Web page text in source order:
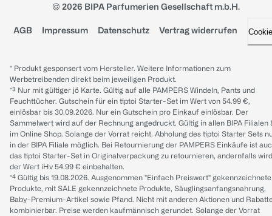
© 2026 BIPA Parfumerien Gesellschaft m.b.H.
AGB Impressum Datenschutz Vertrag widerrufen
* Produkt gesponsert vom Hersteller. Weitere Informationen zum
Werbetreibenden direkt beim jeweiligen Produkt.
*³ Nur mit gültiger jö Karte. Gültig auf alle PAMPERS Windeln, Pants und
Feuchttücher. Gutschein für ein tiptoi Starter-Set im Wert von 54.99 €,
einlösbar bis 30.09.2026. Nur ein Gutschein pro Einkauf einlösbar. Der
Sammelwert wird auf der Rechnung angedruckt. Gültig in allen BIPA Filialen
im Online Shop. Solange der Vorrat reicht. Abholung des tiptoi Starter Sets
in der BIPA Filiale möglich. Bei Retournierung der PAMPERS Einkäufe ist
das tiptoi Starter-Set in Originalverpackung zu retournieren, andernfalls wird
der Wert iHv 54.99 € einbehalten.
*⁴ Gültig bis 19.08.2026. Ausgenommen "Einfach Preiswert" gekennzeichnete
Produkte, mit SALE gekennzeichnete Produkte, Säuglingsanfangsnahrung,
Baby-Premium-Artikel sowie Pfand. Nicht mit anderen Aktionen und
kombinierbar. Preise werden kaufmännisch gerundet. Solange der Vorrat